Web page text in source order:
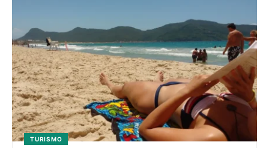
TURISMO